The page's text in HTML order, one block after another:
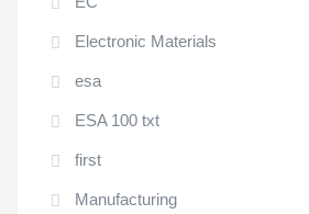
Electronic Materials
esa
ESA 100 txt
first
Manufacturing